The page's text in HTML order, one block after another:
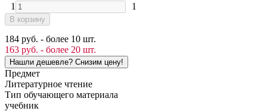
1
1
В корзину
184 руб. - более 10 шт.
163 руб. - более 20 шт.
Предмет
Литературное чтение
Тип обучающего материала
учебник